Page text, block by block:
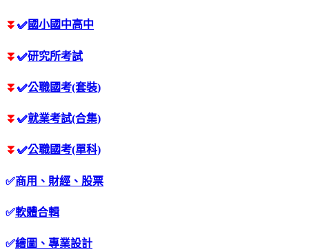
⏬ ✅國小國中高中
⏬ ✅研究所考試
⏬ ✅公職國考(套裝)
⏬ ✅就業考試(合集)
⏬ ✅公職國考(單科)
✅商用、財經、股票
✅軟體合輯
✅繪圖、專業設計